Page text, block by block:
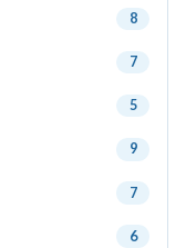
8
7
5
9
7
6